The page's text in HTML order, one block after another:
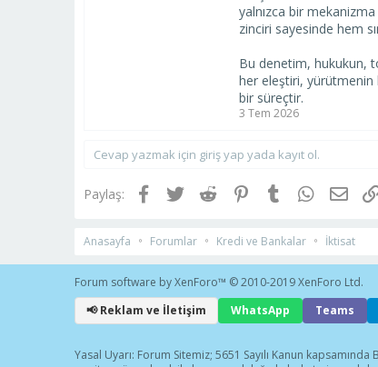
yalnızca bir
zinciri sayesinde hem
Bu denetim, hukukun,
her eleştiri, yürütmenin
bir süreçtir.
3 Tem 2026
Cevap yazmak için giriş yap yada kayıt ol.
Paylaş: Facebook
TwitterReddit PinterestTumblrWhatsApp
E-
Anasayfa Forumlar Kredi ve Bankalar İktisat
Forum software by XenForo™ © 2010-2019 XenForo Ltd.
📢 Reklam ve İletişim
WhatsApp Teams
Yasal Uyarı: Forum Sitemiz; 5651 Sayılı Kanun